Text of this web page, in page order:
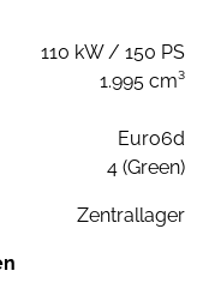
110 kW / 150 PS
1.995 cm³
Euro6d
4 (Green)
Zentrallager